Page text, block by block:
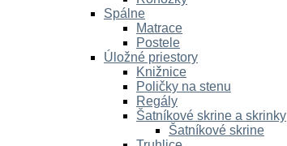
Spálne
Matrace
Postele
Úložné priestory
Knižnice
Poličky na stenu
Regály
Šatníkové skrine a skrinky
Šatníkové skrine